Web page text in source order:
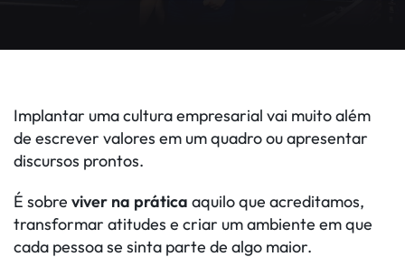
Implantar uma cultura empresarial vai muito além
de escrever valores em um quadro ou apresentar
discursos prontos.
É sobre viver na prática aquilo que acreditamos,
transformar atitudes e criar um ambiente em que
cada pessoa se sinta parte de algo maior.